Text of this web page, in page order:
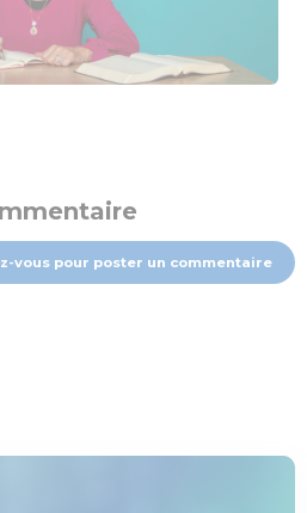
vous pour poster un commentaire